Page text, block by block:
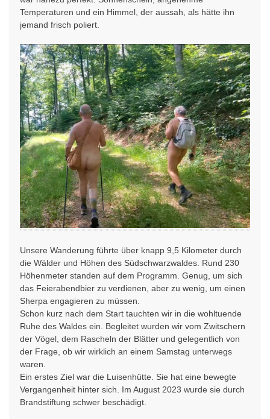
Temperaturen und ein Himmel, der aussah, als hätte ihn
jemand frisch poliert.
Unsere Wanderung führte über knapp 9,5 Kilometer durch
die Wälder und Höhen des Südschwarzwaldes. Rund 230
Höhenmeter standen auf dem Programm. Genug, um sich
das Feierabendbier zu verdienen, aber zu wenig, um einen
Sherpa engagieren zu müssen.
Schon kurz nach dem Start tauchten wir in die wohltuende
Ruhe des Waldes ein. Begleitet wurden wir vom Zwitschern
der Vögel, dem Rascheln der Blätter und gelegentlich von
der Frage, ob wir wirklich an einem Samstag unterwegs
waren.
Ein erstes Ziel war die Luisenhütte. Sie hat eine bewegte
Vergangenheit hinter sich. Im August 2023 wurde sie durch
Brandstiftung schwer beschädigt.